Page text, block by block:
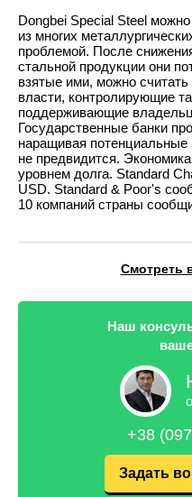
Dongbei Special Steel
из многих
проблемой. После
стальной продукции они
взятые ими, можно
власти, контролирующие
поддерживающие
Государственные банки
наращивая
не предвидится.
уровнем долга. Standard
USD. Standard & Poor's
10 компаний страны
Смотреть
Наш
+38
Задать